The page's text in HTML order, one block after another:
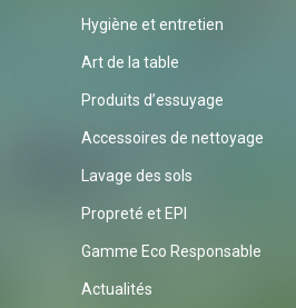
Hygiène et entretien
Art de la table
Produits d’essuyage
Accessoires de nettoyage
Lavage des sols
Propreté et EPI
Gamme Eco Responsable
Actualités